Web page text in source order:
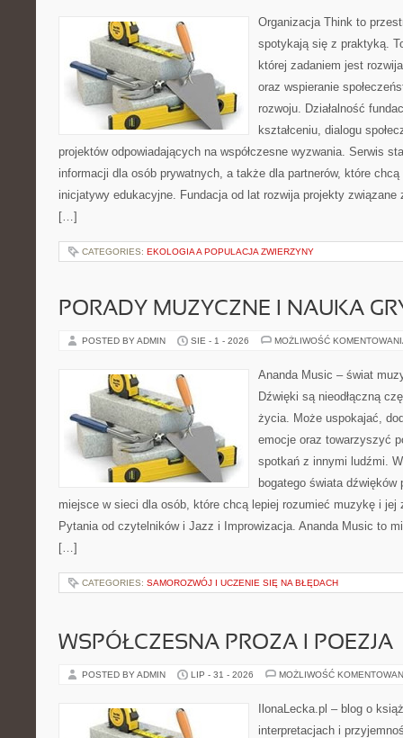
Organizacja Think to
spotykają się z praktyką.
której zadaniem jest
oraz wspieranie
rozwoju. Działalność
kształceniu, dialogu
projektów odpowiadających na współczesne wyzwania. Serwis
informacji dla osób prywatnych, a także dla partnerów, które
inicjatywy edukacyjne. Fundacja od lat rozwija projekty
[…]
CATEGORIES: EKOLOGIA A POPULACJA ZWIERZYNY
PORADY MUZYCZNE I NAUKA
POSTED BY ADMIN SIE - 1 - 2026 MOŻLIWOŚĆ
Ananda Music – świat
Dźwięki są nieodłączną
życia. Może uspokajać,
emocje oraz towarzyszyć
spotkań z innymi ludźmi.
bogatego świata dźwięków
miejsce w sieci dla osób, które chcą lepiej rozumieć muzykę i jej
Pytania od czytelników i Jazz i Improwizacja. Ananda Music to
[…]
CATEGORIES: SAMOROZWÓJ I UCZENIE SIĘ NA BŁĘDACH
WSPÓŁCZESNA PROZA I POEZJA
POSTED BY ADMIN LIP - 31 - 2026 MOŻLIWOŚĆ
IlonaLecka.pl – blog o
interpretacjach i